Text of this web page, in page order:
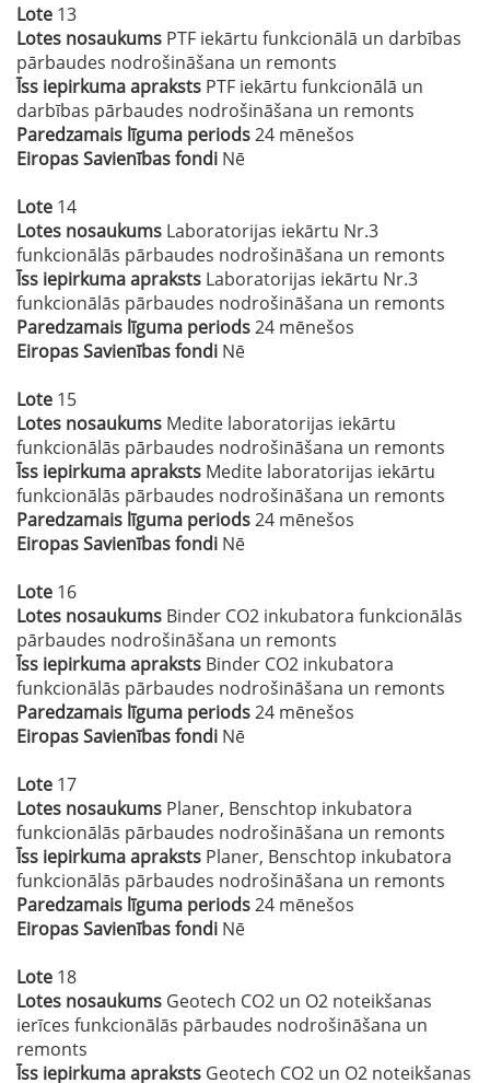
Lote 13
Lotes nosaukums PTF iekārtu funkcionālā un darbības
pārbaudes nodrošināšana un remonts
Īss iepirkuma apraksts PTF iekārtu funkcionālā un
darbības pārbaudes nodrošināšana un remonts
Paredzamais līguma periods24 mēnešos
Eiropas Savienības fondi Nē
Lote 14
Lotes nosaukums Laboratorijas iekārtu Nr.3
funkcionālās pārbaudes nodrošināšana un remonts
Īss iepirkuma apraksts Laboratorijas iekārtu Nr.3
funkcionālās pārbaudes nodrošināšana un remonts
Paredzamais līguma periods24 mēnešos
Eiropas Savienības fondi Nē
Lote 15
Lotes nosaukums Medite laboratorijas iekārtu
funkcionālās pārbaudes nodrošināšana un remonts
Īss iepirkuma apraksts Medite laboratorijas iekārtu
funkcionālās pārbaudes nodrošināšana un remonts
Paredzamais līguma periods24 mēnešos
Eiropas Savienības fondi Nē
Lote 16
Lotes nosaukums Binder CO2 inkubatora funkcionālās
pārbaudes nodrošināšana un remonts
Īss iepirkuma apraksts Binder CO2 inkubatora
funkcionālās pārbaudes nodrošināšana un remonts
Paredzamais līguma periods24 mēnešos
Eiropas Savienības fondi Nē
Lote 17
Lotes nosaukums Planer, Benschtop inkubatora
funkcionālās pārbaudes nodrošināšana un remonts
Īss iepirkuma apraksts Planer, Benschtop inkubatora
funkcionālās pārbaudes nodrošināšana un remonts
Paredzamais līguma periods24 mēnešos
Eiropas Savienības fondi Nē
Lote 18
Lotes nosaukums Geotech CO2 un O2 noteikšanas
ierīces funkcionālās pārbaudes nodrošināšana un
remonts
Īss iepirkuma apraksts Geotech CO2 un O2 noteikšanas